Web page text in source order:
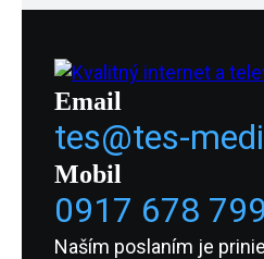
Email
tes@tes-
Mobil
0917 678 799
Naším poslaním je